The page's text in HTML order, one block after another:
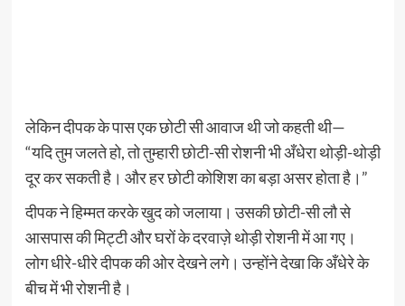
लेकिन दीपक के पास एक छोटी सी आवाज थी जो कहती थी—
“यदि तुम जलते हो, तो तुम्हारी छोटी-सी रोशनी भी अँधेरा थोड़ी-थोड़ी
दूर कर सकती है। और हर छोटी कोशिश का बड़ा असर होता है।”
दीपक ने हिम्मत करके खुद को जलाया। उसकी छोटी-सी लौ से
आसपास की मिट्टी और घरों के दरवाज़े थोड़ी रोशनी में आ गए।
लोग धीरे-धीरे दीपक की ओर देखने लगे। उन्होंने देखा कि अँधेरे के
बीच में भी रोशनी है।